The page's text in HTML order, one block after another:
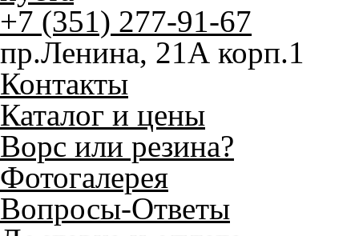
+7 (351) 277-91-67
пр.Ленина, 21А корп.1
Контакты
Каталог и цены
Ворс или резина?
Фотогалерея
Вопросы-Ответы